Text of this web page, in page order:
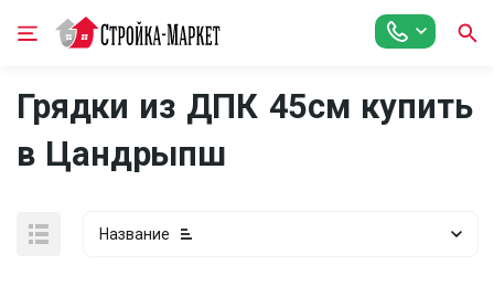
Грядки из ДПК 45см купить
в Цандрыпш
Название